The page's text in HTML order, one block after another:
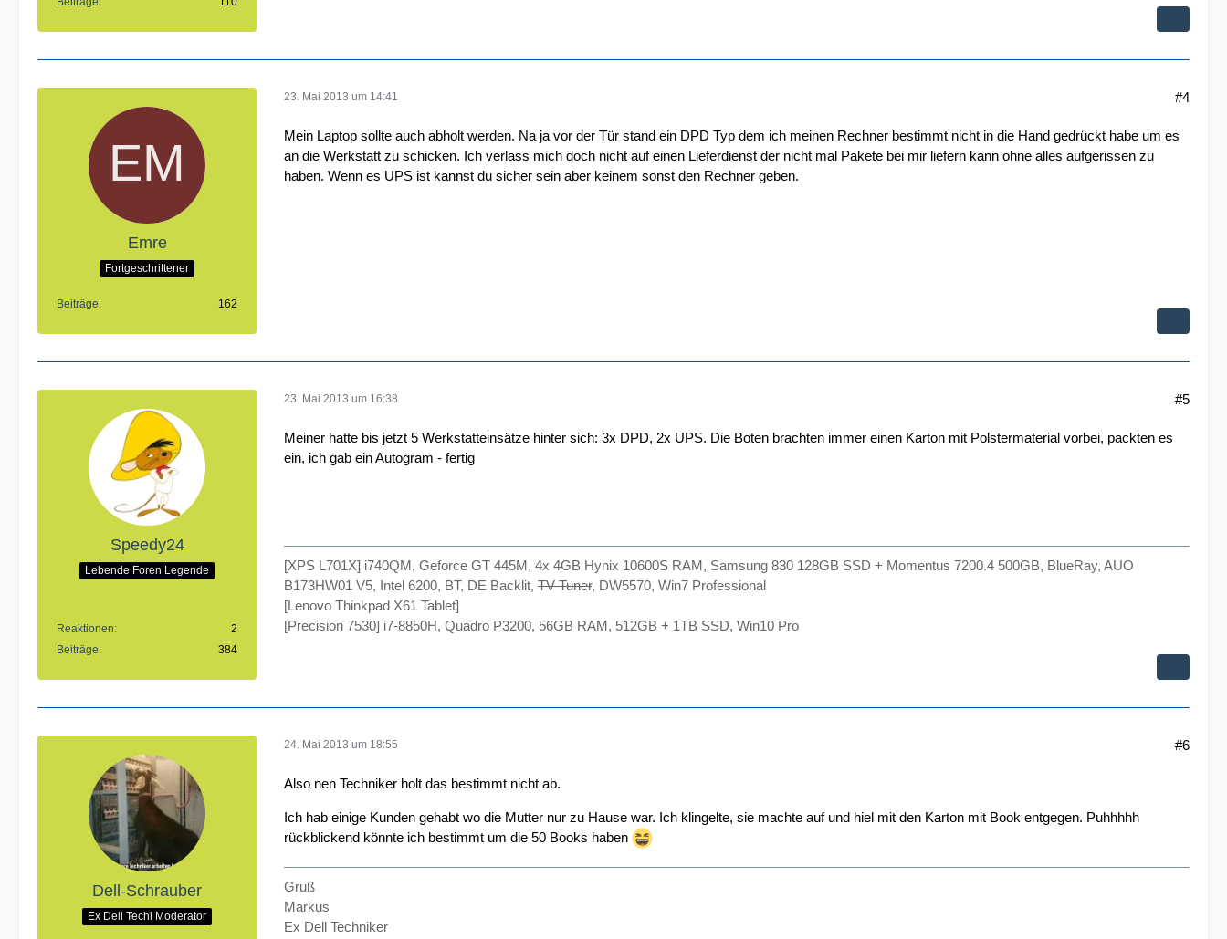
Emre
Fortgeschrittener
Beiträge 162
23. Mai 2013 um 14:41 #4
Mein Laptop sollte auch abholt werden. Na ja vor der Tür stand ein DPD Typ dem ich meinen Rechner bestimmt nicht in die Hand gedrückt habe um es
an die Werkstatt zu schicken. Ich verlass mich doch nicht auf einen Lieferdienst der nicht mal Pakete bei mir liefern kann ohne alles aufgerissen zu
haben. Wenn es UPS ist kannst du sicher sein aber keinem sonst den Rechner geben.
Speedy24
Lebende Foren Legende
Reaktionen
2
Beiträge
384
23. Mai 2013 um 16:38 #5
Meiner hatte bis jetzt 5 Werkstatteinsätze hinter sich: 3x DPD, 2x UPS. Die Boten brachten immer einen Karton mit Polstermaterial vorbei, packten es
ein, ich gab ein Autogram - fertig
[XPS L701X] i740QM, Geforce GT 445M, 4x 4GB Hynix 10600S RAM, Samsung 830 128GB SSD + Momentus 7200.4 500GB, BlueRay, AUO
B173HW01 V5, Intel 6200, BT, DE Backlit, TV Tuner, DW5570, Win7 Professional
[Lenovo Thinkpad X61 Tablet]
[Precision 7530] i7-8850H, Quadro P3200, 56GB RAM, 512GB + 1TB SSD, Win10 Pro
Dell-Schrauber
Ex Dell Techi Moderator
24. Mai 2013 um 18:55 #6
Also nen Techniker holt das bestimmt nicht ab.
Ich hab einige Kunden gehabt wo die Mutter nur zu Hause war. Ich klingelte, sie machte auf und hiel mit den Karton mit Book entgegen. Puhhhhh
rückblickend könnte ich bestimmt um die 50 Books haben
Gruß
Markus
Ex Dell Techniker